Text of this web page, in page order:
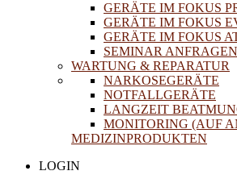
GERÄTE IM FOKUS
GERÄTE IM FOKUS
GERÄTE IM FOKUS
SEMINAR ANFRAGEN
WARTUNG & REPARATUR
NARKOSEGERÄTE
NOTFALLGERÄTE
LANGZEIT
MONITORING (AUF
MEDIZINPRODUKTEN
LOGIN